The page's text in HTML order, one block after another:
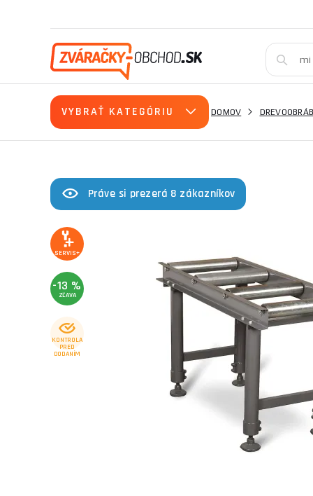
VYBRAŤ KATEGÓRIU DOMOV
Práve si prezerá 8 zákazníkov
SERVIS+
-13 %
ZĽAVA
KONTROLA
PRED
DODANÍM